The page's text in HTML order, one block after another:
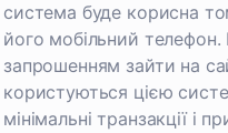
система буде корисна
його мобільний
запрошенням зайти на
користуються цією
мінімальні транзакції і